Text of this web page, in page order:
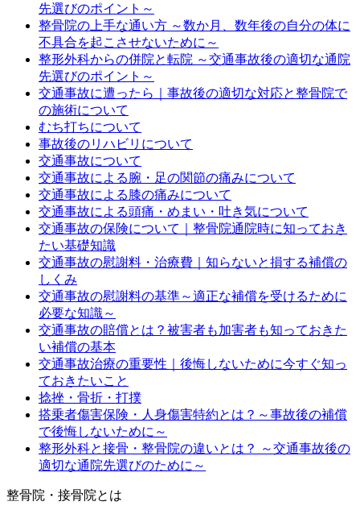
先選びのポイント～
整骨院の上手な通い方 ～数か月、数年後の自分の体に
不具合を起こさせないために～
整形外科からの併院と転院 ～交通事故後の適切な通院
先選びのポイント～
交通事故に遭ったら｜事故後の適切な対応と整骨院で
の施術について
むち打ちについて
事故後のリハビリについて
交通事故について
交通事故による腕・足の関節の痛みについて
交通事故による膝の痛みについて
交通事故による頭痛・めまい・吐き気について
交通事故の保険について｜整骨院通院時に知っておき
たい基礎知識
交通事故の慰謝料・治療費｜知らないと損する補償の
しくみ
交通事故の慰謝料の基準～適正な補償を受けるために
必要な知識～
交通事故の賠償とは？被害者も加害者も知っておきた
い補償の基本
交通事故治療の重要性｜後悔しないために今すぐ知っ
ておきたいこと
捻挫・骨折・打撲
搭乗者傷害保険・人身傷害特約とは？～事故後の補償
で後悔しないために～
整形外科と接骨・整骨院の違いとは？ ～交通事故後の
適切な通院先選びのために～
整骨院・接骨院とは